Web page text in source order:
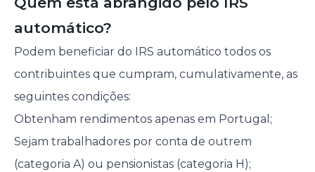
automático?
Podem beneficiar do IRS automático todos os
contribuintes que cumpram, cumulativamente, as
seguintes condições:
Obtenham rendimentos apenas em Portugal;
Sejam trabalhadores por conta de outrem
(categoria A) ou pensionistas (categoria H);